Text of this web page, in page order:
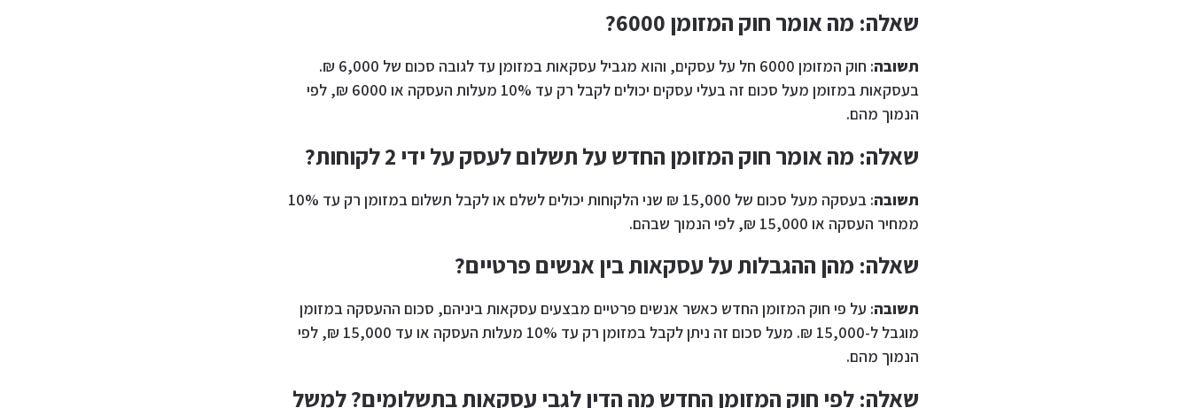
שאלה: מה אומר חוק המזומן 6000?
תשובה
: חוק המזומן 6000 חל על עסקים, והוא מגביל עסקאות במזומן עד לגובה סכום של 6,000 ₪.
בעסקאות במזומן מעל סכום זה בעלי עסקים יכולים לקבל רק עד 10% מעלות העסקה או 6000 ₪, לפי
הנמוך מהם.
שאלה: מה אומר חוק המזומן החדש על תשלום לעסק על ידי 2 לקוחות?
תשובה
: בעסקה מעל סכום של 15,000 ₪ שני הלקוחות יכולים לשלם או לקבל תשלום במזומן רק עד 10%
ממחיר העסקה או 15,000 ₪, לפי הנמוך שבהם.
שאלה: מהן ההגבלות על עסקאות בין אנשים פרטיים?
תשובה: על פי חוק המזומן החדש כאשר אנשים פרטיים מבצעים עסקאות ביניהם, סכום ההעסקה במזומן
מוגבל ל-15,000 ₪. מעל סכום זה ניתן לקבל במזומן רק עד 10% מעלות העסקה או עד 15,000 ₪, לפי
הנמוך מהם.
שאלה: לפי חוק המזומן החדש מה הדין לגבי עסקאות בתשלומים? למשל